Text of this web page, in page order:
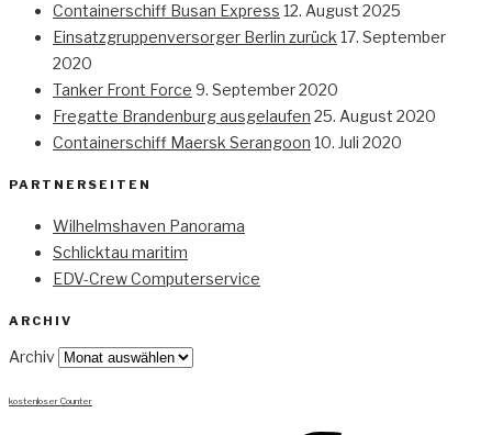
Containerschiff Busan Express 12. August 2025
Einsatzgruppenversorger Berlin zurück 17. September
2020
Tanker Front Force 9. September 2020
Fregatte Brandenburg ausgelaufen 25. August 2020
Containerschiff Maersk Serangoon 10. Juli 2020
PARTNERSEITEN
Wilhelmshaven Panorama
Schlicktau maritim
EDV-Crew Computerservice
ARCHIV
Archiv
kostenloser Counter